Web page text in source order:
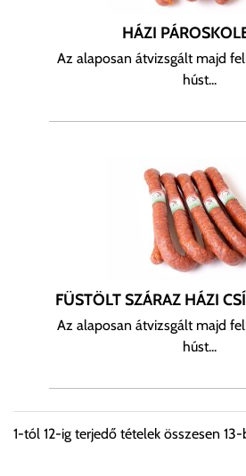
HÁZI
Az alaposan átvizsgált majd
húst...
FÜSTÖLT SZÁRAZ HÁZI
Az alaposan átvizsgált majd
húst...
1-tól 12-ig terjedő tételek összesen 13-